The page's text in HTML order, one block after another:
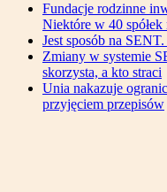
Fundacje rodzinne
Niektóre w 40 spółek
Jest sposób na
Zmiany w systemie
skorzysta, a kto straci
Unia nakazuje
przyjęciem przepisów